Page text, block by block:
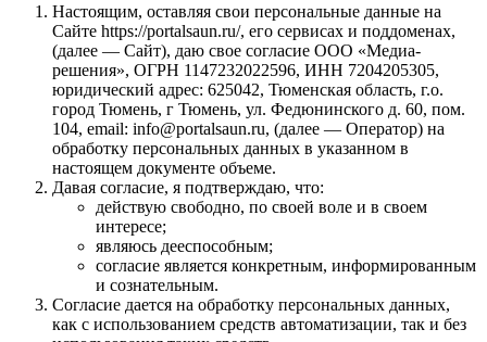
Настоящим, оставляя свои персональные данные на
Сайте https://portalsaun.ru/, его сервисах и поддоменах,
(далее — Сайт), даю свое согласие ООО «Медиа-
решения», ОГРН 1147232022596, ИНН 7204205305,
юридический адрес: 625042, Тюменская область, г.о.
город Тюмень, г Тюмень, ул. Федюнинского д. 60, пом.
104, email: info@portalsaun.ru, (далее — Оператор) на
обработку персональных данных в указанном в
настоящем документе объеме.
Давая согласие, я подтверждаю, что:
действую свободно, по своей воле и в своем
интересе;
являюсь дееспособным;
согласие является конкретным, информированным
и сознательным.
Согласие дается на обработку персональных данных,
как с использованием средств автоматизации, так и без